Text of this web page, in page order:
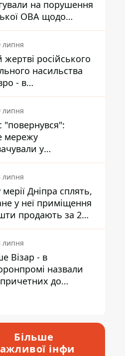
на порушення
ОВА щодо
у закладах
липня
жертві російського
насильства
- в
пояснили
звідки на це
липня
"повернувся":
мережу
у
техніки та
від сплати
липня
Дніпра сплять,
у неї приміщення
продають за 2
липня
Візар - в
назвали
до
Більше
інфи